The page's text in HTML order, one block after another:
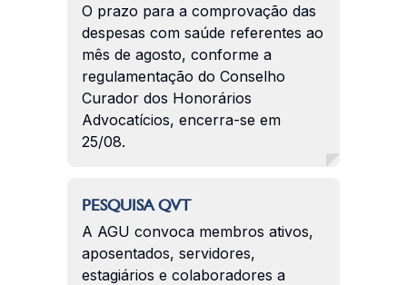
O prazo para a comprovação das
despesas com saúde referentes ao
mês de agosto, conforme a
regulamentação do Conselho
Curador dos Honorários
Advocatícios, encerra-se em
25/08.
PESQUISA QVT
A AGU convoca membros ativos,
aposentados, servidores,
estagiários e colaboradores a